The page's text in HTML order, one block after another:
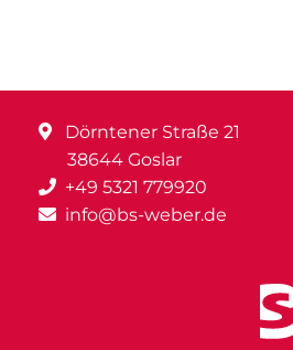
Dörntener Straße 21
38644 Goslar
+49 5321 779920
info@bs-weber.de